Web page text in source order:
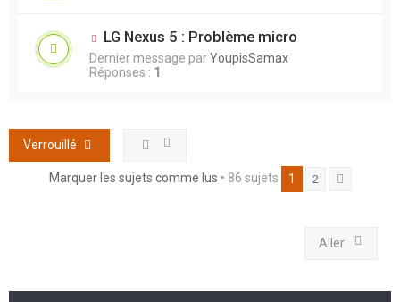
LG Nexus 5 : Problème micro
Dernier message parYoupisSamax
Réponses : 1
Verrouillé
Marquer les sujets comme lus • 86 sujets 1 2
Aller